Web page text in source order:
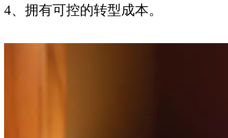
4、拥有可控的转型成本。